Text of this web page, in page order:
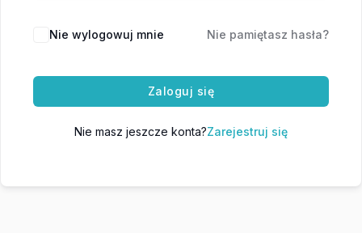
Nie wylogowuj mnie Nie pamiętasz hasła?
Zaloguj się
Nie masz jeszcze konta?Zarejestruj się